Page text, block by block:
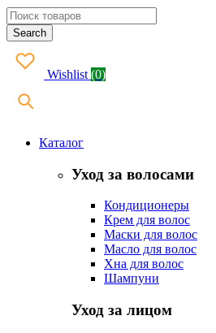
Wishlist (0)
Каталог
Уход за волосами
Кондиционеры
Крем для волос
Маски для волос
Масло для волос
Хна для волос
Шампуни
Уход за лицом